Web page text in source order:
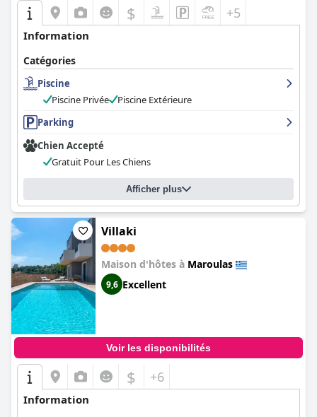
$ +5
Information
Catégories
Piscine
Piscine Privée
Piscine Extérieure
Parking
Chien Accepté
Gratuit Pour Les Chiens
Afficher plus
Villaki
Maison d'hôtes à Maroulas
9,6 Excellent
Voir les disponibilités
$ +6
Information